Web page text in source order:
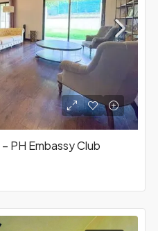
PH Embassy Club